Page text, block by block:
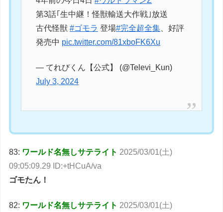
第3話｢生中継！怪獣輸送大作戦｣放送
古代怪獣#ゴモラ 登場#完全超全集 、好評
発売中 pic.twitter.com/81xboFK6Xu
— てれびくん【公式】 (@Televi_Kun)
July 3, 2024
83: ワールド名無しサテライト 2025/03/01(土)
09:05:09.29 ID:+tHCuA/va
ゴモたん！
82: ワールド名無しサテライト 2025/03/01(土)